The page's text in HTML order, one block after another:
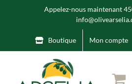
Appelez-nous maintenant
Boutique Mon compte